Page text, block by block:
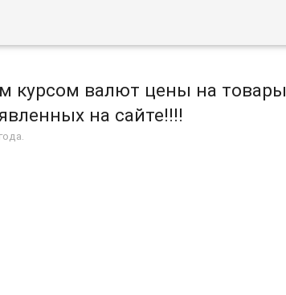
курсом валют цены на товары
на сайте!!!!